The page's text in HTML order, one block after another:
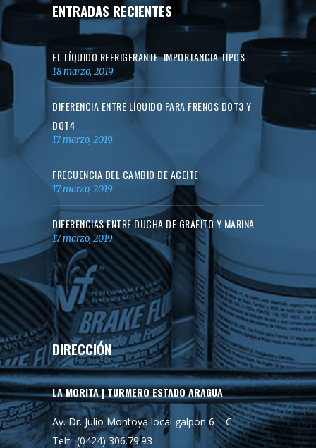
ENTRADAS RECIENTES
EL LÍQUIDO REFRIGERANTE. IMPORTANCIA TIPOS
18 marzo, 2019
DIFERENCIA ENTRE LÍQUIDO PARA FRENOS DOT3 Y
DOT4
17 marzo, 2019
FRECUENCIA DEL CAMBIO DE ACEITE
17 marzo, 2019
DIFERENCIAS ENTRE DUCHA DE GRAFITO Y MARINA
17 marzo, 2019
DIRECCIÓN
LA MORITA | TURMERO ESTADO ARAGUA
Av. Dr. Julio Montoya local galpón 6 – C.
Telf.: (0424) 306.79.93